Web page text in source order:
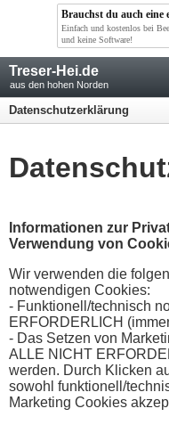
Brauchst du auch eine
Einfach und kostenlos bei
und keine Software!
Treser-Hei.de
aus den hohen Norden
Datenschutzerklärung
Informationen zur
Verwendung von
Wir verwenden die
notwendigen Cookies:
- Funktionell/technisch
ERFORDERLICH
- Das Setzen von
ALLE NICHT
werden. Durch Klicken
sowohl funktionell/
Marketing Cookies